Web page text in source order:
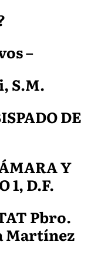
–
S.M.
DE
Y
1, D.F.
Pbro.
Martínez